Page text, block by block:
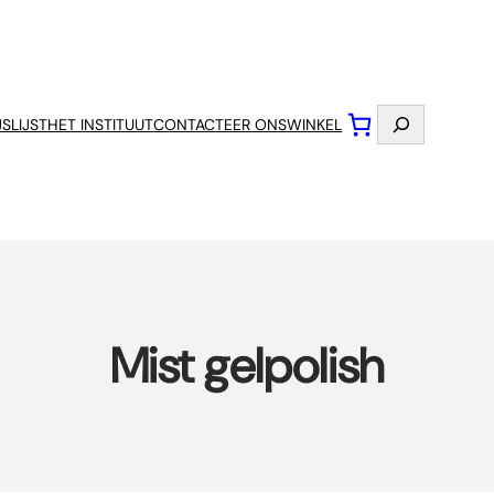
HET INSTITUUTCONTACTEER ONSWINKEL Zoeken
Mist gelpolish